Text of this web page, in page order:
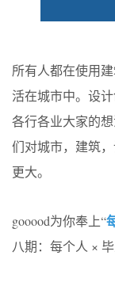
所有人都在使用
活在城市中。设
各行各业大家的
们对城市，建筑
更大。
gooood为你奉上“
八期：每个人 ×